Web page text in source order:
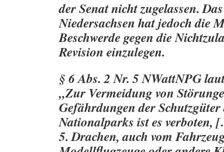
der Senat nicht zugelassen.
Niedersachsen hat jedoch die
Beschwerde gegen die
Revision einzulegen.
§ 6 Abs. 2 Nr. 5 NWattNPG
„Zur Vermeidung von
Gefährdungen der Schutzgüter
Nationalparks ist es
5. Drachen, auch vom